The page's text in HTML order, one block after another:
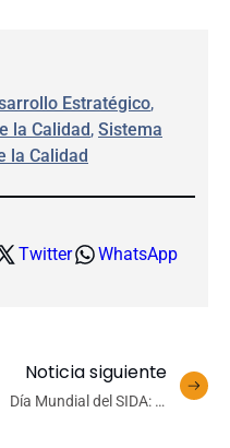
Estratégico
la Calidad, Sistema
la Calidad
Twitter WhatsApp
Noticia siguiente
Día Mundial del SIDA: la